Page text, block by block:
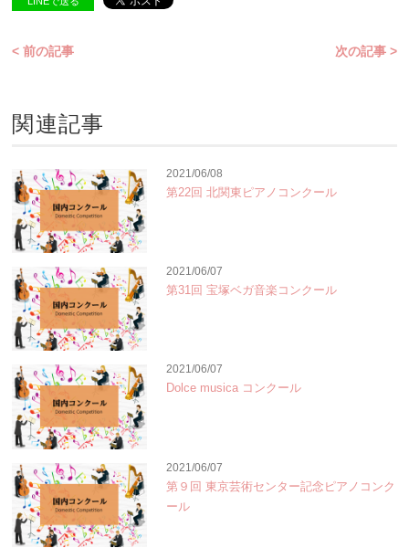
< 前の記事 次の記事 >
関連記事
2021/06/08
第22回 北関東ピアノコンクール
2021/06/07
第31回 宝塚ベガ音楽コンクール
2021/06/07
Dolce musica コンクール
2021/06/07
第９回 東京芸術センター記念ピアノコンク
ール